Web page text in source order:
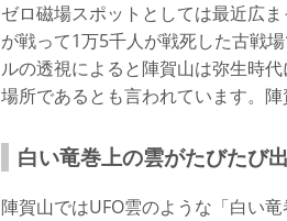
ゼロ磁場スポットとしては最近広
が戦って1万5千人が戦死した古戦
ルの透視によると陣賀山は弥生時
場所であるとも言われています。陣
白い竜巻上の雲がたびたび
陣賀山ではUFO雲のような「白い